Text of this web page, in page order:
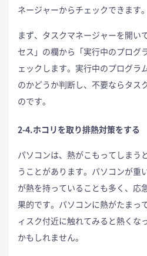
ネージャーからチェックできます。
まず、タスクマネージャーを開い
セス」の欄から「実行中のプログ
ェックします。実行中のプログラ
のかどうか判断し、不要ならタス
のです。
2-4.ホコリを取り排熱対策をする
パソコンは、熱がこもってしまう
うことがあります。パソコンが重
が熱を持っていることも多く、応
果的です。パソコンに熱がたまっ
ィスク付近に触れてみると熱くな
かもしれません。